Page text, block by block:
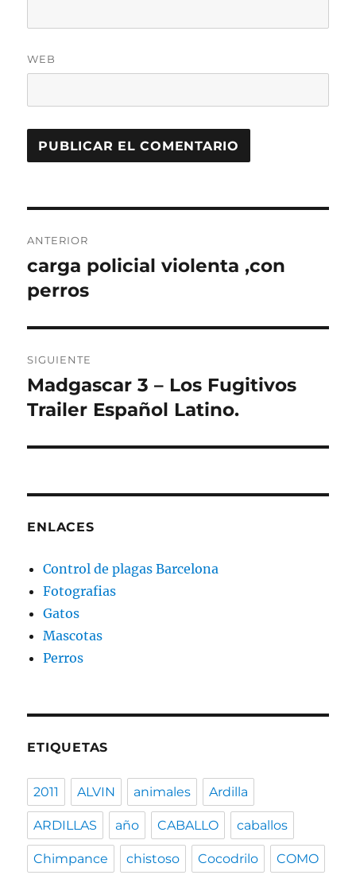
WEB
de
entradas
ANTERIOR
Entrada
anterior:
carga policial violenta ,con
perros
SIGUIENTE
Entrada
siguiente:
Madgascar 3 – Los Fugitivos
Trailer Español Latino.
ENLACES
Control de plagas Barcelona
Fotografias
Gatos
Mascotas
Perros
ETIQUETAS
2011 ALVIN animales Ardilla
ARDILLAS año CABALLO caballos
Chimpance chistoso Cocodrilo COMO